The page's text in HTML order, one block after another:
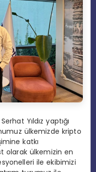
Yıldız yaptığı
ülkemizde kripto
katkı
olarak ülkemizin en
ile ekibimizi